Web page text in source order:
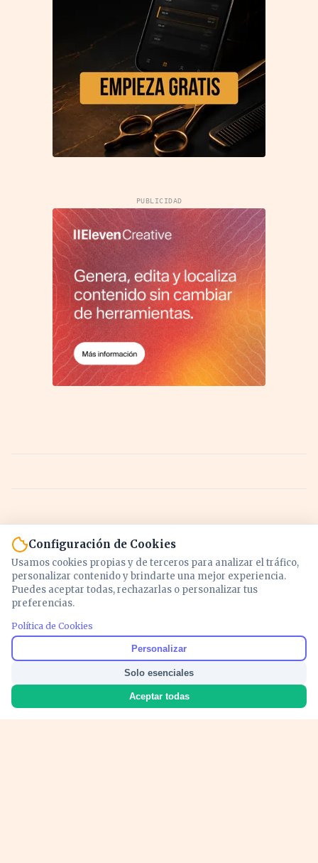
PUBLICIDAD
Noticias y análisis de economía, mercados,
inversión y política. Información actualizada
para entender lo que mueve tu dinero y tu
país.
Configuración de Cookies
Usamos cookies propias y de terceros para analizar el tráfico,
personalizar contenido y brindarte una mejor experiencia.
Puedes aceptar todas, rechazarlas o personalizar tus
preferencias.
Política de Cookies
Personalizar
Solo esenciales
Aceptar todas